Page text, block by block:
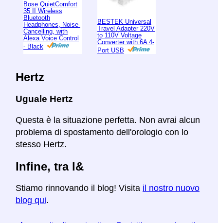
Bose QuietComfort
35 II Wireless
Bluetooth
Headphones, Noise-
Cancelling, with
Alexa Voice Control
- Black
BESTEK Universal
Travel Adapter 220V
to 110V Voltage
Converter with 6A 4-
Port USB
Hertz
Uguale Hertz
Questa è la situazione perfetta. Non avrai alcun
problema di spostamento dell'orologio con lo
stesso Hertz.
Infine, tra l&
Stiamo rinnovando il blog! Visita il nostro nuovo
blog qui.